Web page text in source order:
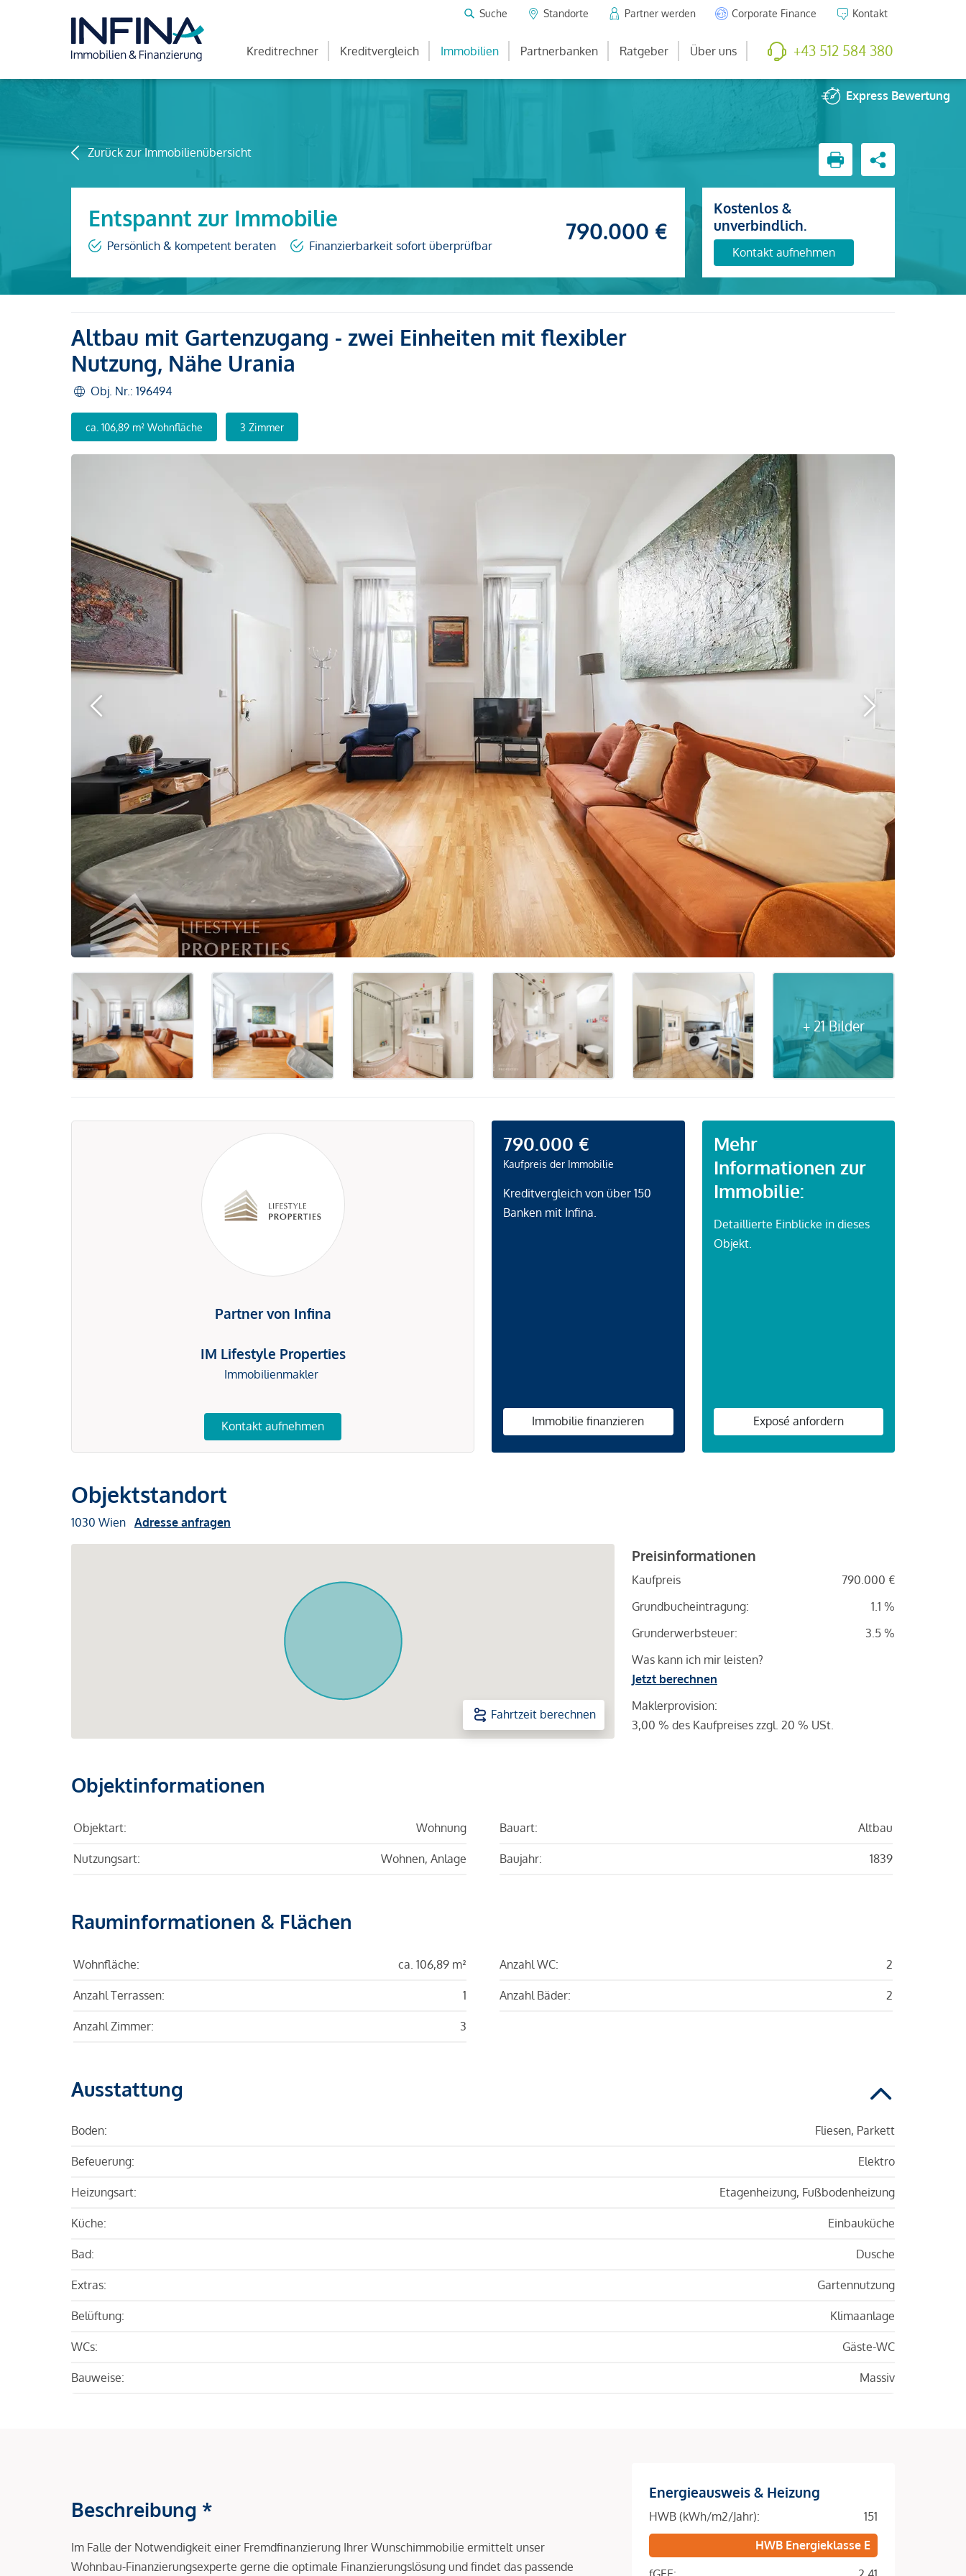
Suche Standorte Partner werden Corporate Finance Kontakt
Kreditrechner Kreditvergleich Immobilien Partnerbanken Ratgeber Über uns +43 512 584 380
Express Bewertung
Zurück zur Immobilienübersicht
Entspannt zur Immobilie
Persönlich & kompetent beraten Finanzierbarkeit sofort überprüfbar
790.000 €
Kostenlos &
unverbindlich.
Kontakt aufnehmen
+ 21 Bilder
Altbau mit Gartenzugang - zwei Einheiten mit flexibler
Nutzung, Nähe Urania
Obj. Nr.: 196494
ca. 106,89 m² Wohnfläche 3 Zimmer
Partner von Infina
IM Lifestyle Properties
Immobilienmakler
Kontakt aufnehmen
790.000 €
Kaufpreis der Immobilie
Kreditvergleich von über 150
Banken mit Infina.
Immobilie finanzieren
Mehr
Informationen zur
Immobilie:
Detaillierte Einblicke in dieses
Objekt.
Exposé anfordern
Objektstandort
1030 Wien Adresse anfragen
Fahrtzeit berechnen
Preisinformationen
Kaufpreis
790.000 €
Grundbucheintragung:
1.1 %
Grunderwerbsteuer:
3.5 %
Was kann ich mir leisten?
Jetzt berechnen
Maklerprovision:
3,00 % des Kaufpreises zzgl. 20 % USt.
Objektinformationen
Objektart: Wohnung
Nutzungsart: Wohnen, Anlage
Bauart: Altbau
Baujahr: 1839
Rauminformationen & Flächen
Wohnfläche: ca. 106,89 m²
Anzahl Terrassen: 1
Anzahl Zimmer: 3
Anzahl WC: 2
Anzahl Bäder: 2
Ausstattung
Boden: Fliesen, Parkett
Befeuerung: Elektro
Heizungsart: Etagenheizung, Fußbodenheizung
Küche: Einbauküche
Bad: Dusche
Extras: Gartennutzung
Belüftung: Klimaanlage
WCs: Gäste-WC
Bauweise: Massiv
Beschreibung *
Im Falle der Notwendigkeit einer Fremdfinanzierung Ihrer Wunschimmobilie ermittelt unser
Wohnbau-Finanzierungsexperte gerne die optimale Finanzierungslösung und findet das passende
Energieausweis & Heizung
HWB (kWh/m2/Jahr):
151
HWB Energieklasse E